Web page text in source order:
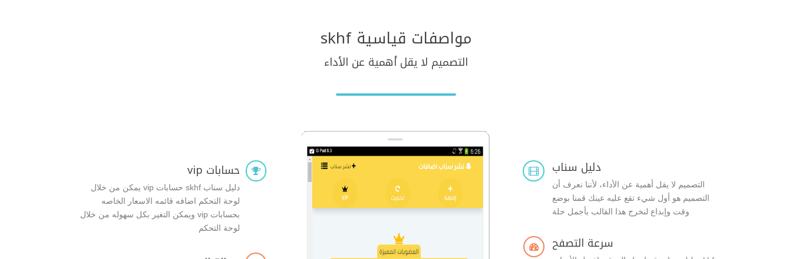
مواصفات قياسية skhf
التصميم لا يقل أهمية عن الأداء
 دليل سناب
التصميم لا يقل أهمية عن الأداء، لأننا نعرف أن
التصميم هو أول شيء تقع عليه عينك قمنا بوضع
وقت وإبداع لنخرج هذا القالب بأجمل حلة
 سرعة التصفح
 حسابات vip
دليل سناب skhf حسابات vip يمكن من خلال
لوحة التحكم اضافه قائمه الاسعار الخاصه
بحسابات vip ويمكن التغير بكل سهوله من خلال
لوحة التحكم